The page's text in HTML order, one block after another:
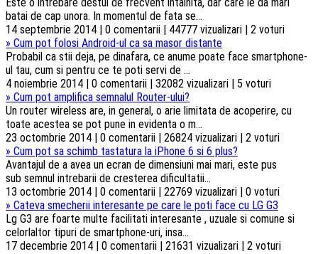
batai de cap unora. In momentul de fata se...
14 septembrie 2014 | 0 comentarii | 44777 vizualizari | 2 voturi
» Cum pot folosi Android-ul ca sa masor distante
Probabil ca stii deja, pe dinafara, ce anume poate face smartphone-
ul tau, cum si pentru ce te poti servi de ...
4 noiembrie 2014 | 0 comentarii | 32082 vizualizari | 5 voturi
» Cum pot amplifica semnalul Router-ului?
Un router wireless are, in general, o arie limitata de acoperire, cu
toate acestea se pot pune in evidenta o m...
23 octombrie 2014 | 0 comentarii | 26824 vizualizari | 2 voturi
» Cum pot sa schimb tastatura la iPhone 6 si 6 plus?
Avantajul de a avea un ecran de dimensiuni mai mari, este pus
sub semnul intrebarii de cresterea dificultatii...
13 octombrie 2014 | 0 comentarii | 22769 vizualizari | 0 voturi
» Cateva smecherii interesante pe care le poti face cu LG G3
Lg G3 are foarte multe facilitati interesante , uzuale si comune si
celorlaltor tipuri de smartphone-uri, insa...
17 decembrie 2014 | 0 comentarii | 21631 vizualizari | 2 voturi